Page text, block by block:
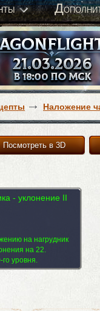
Д
Наложение
Посмотреть в 3D
- уклонение II
на нагрудник
на 22.
уровня.
(8) Комментарии